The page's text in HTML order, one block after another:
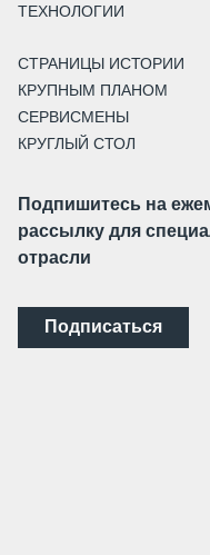
ТЕХНОЛОГИИ
СТРАНИЦЫ ИСТОРИИ
КРУПНЫМ ПЛАНОМ
СЕРВИСМЕНЫ
КРУГЛЫЙ СТОЛ
Подпишитесь на
рассылку для
отрасли
Подписаться